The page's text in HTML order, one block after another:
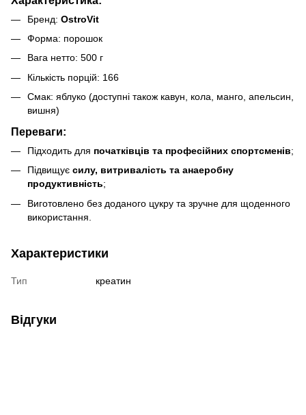
Бренд: OstroVit
Форма: порошок
Вага нетто: 500 г
Кількість порцій: 166
Смак: яблуко (доступні також кавун, кола, манго, апельсин,
вишня)
Переваги:
Підходить для початківців та професійних спортсменів;
Підвищує силу, витривалість та анаеробну
продуктивність;
Виготовлено без доданого цукру та зручне для щоденного
використання.
Характеристики
Тип креатин
Відгуки